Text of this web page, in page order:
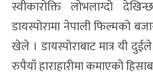
स्वीकारोक्ति लोभलाग्दो
डायस्पोरामा नेपाली फिल्मको
खेले । डायस्पोराबाट मात्र यी
रुपैयाँ हाराहारीमा कमाएको